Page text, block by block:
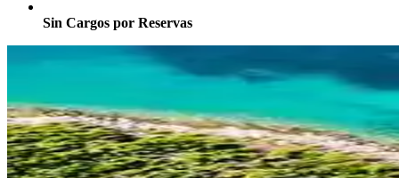
Sin Cargos por Reservas